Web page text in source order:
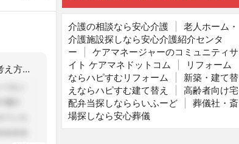
事業所の変更ということになりますので、変更の実態によって考え方が変動しますね。事
介護の相談なら安心介護
老人ホーム・
介護施設探しなら安心介護紹介センタ
ー
ケアマネージャーのコミュニティサ
イト ケアマネドットコム
リフォーム
ならハピすむリフォーム
新築・建て替
えならハピすむ建て替え
高齢者向け宅
配弁当探しなららいふーど
葬儀社・斎
場探しなら安心葬儀